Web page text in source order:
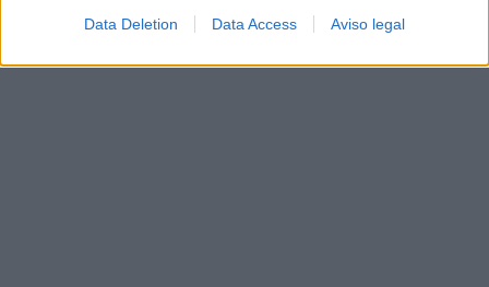
Data Deletion Data Access Aviso legal